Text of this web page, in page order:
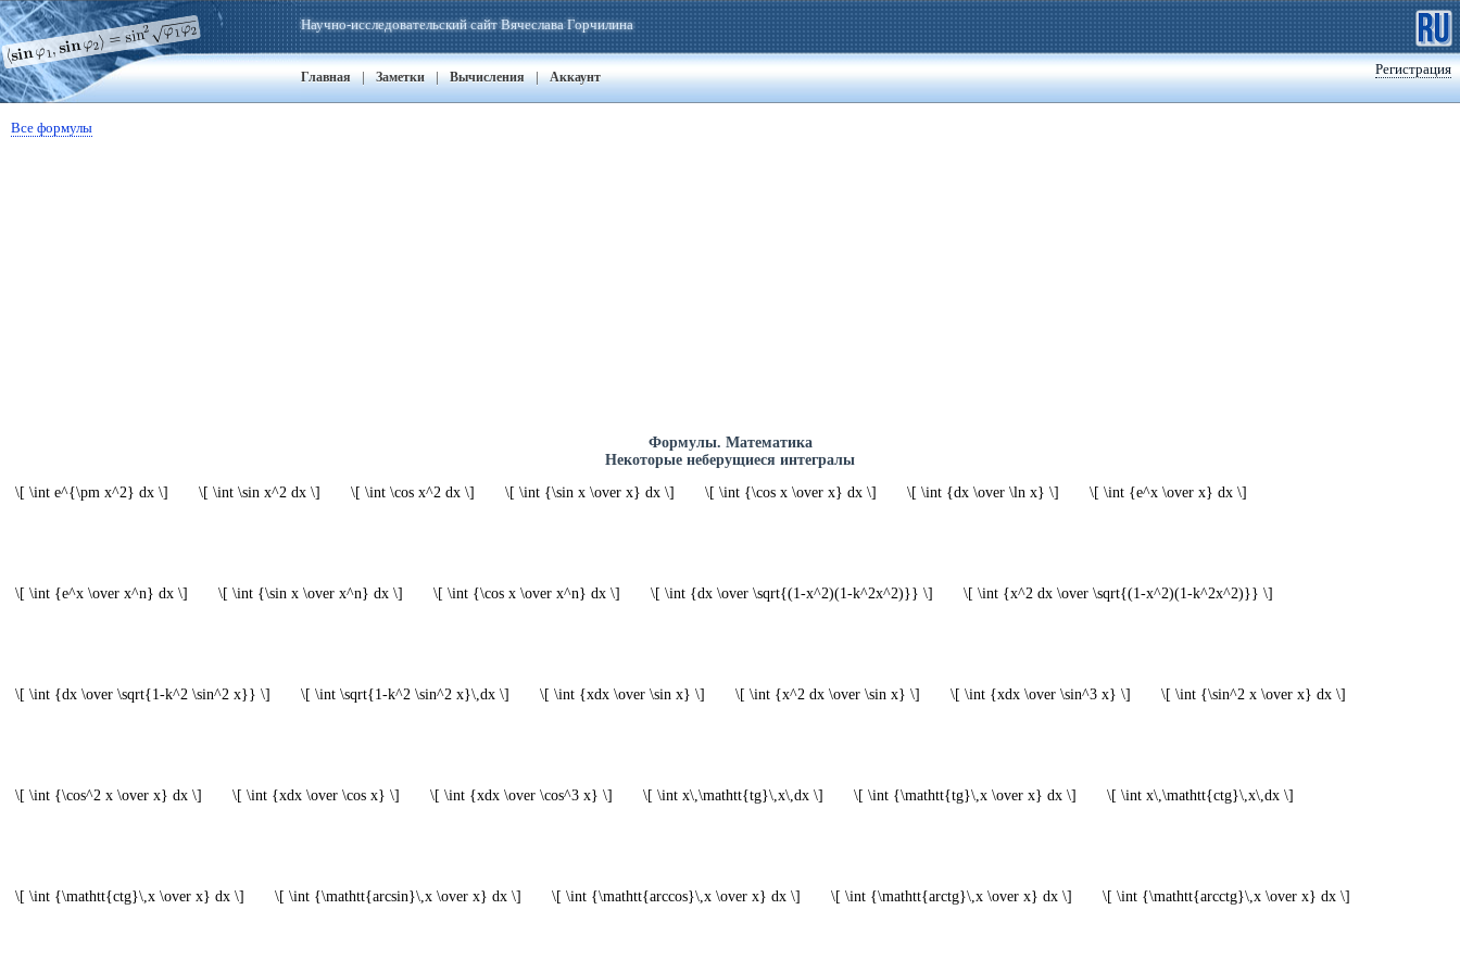
Регистрация
Научно-исследовательский сайт Вячеслава Горчилина
Главная | Заметки | Вычисления | Аккаунт
Все формулы
Формулы. Математика
Некоторые неберущиеся интегралы
\[ \int e^{\pm x^2} dx \]
\[ \int \sin x^2 dx \] \[ \int \cos x^2 dx \] \[ \int {\sin x \over x} dx \] \[ \int {\cos x \over x} dx \] \[ \int {dx \over \ln x} \] \[ \int {e^x \over x} dx \]
\[ \int {e^x \over x^n} dx \] \[ \int {\sin x \over x^n} dx \] \[ \int {\cos x \over x^n} dx \] \[ \int {dx \over \sqrt{(1-x^2)(1-k^2x^2)}} \] \[ \int {x^2 dx \over \sqrt{(1-x^2)(1-k^2x^2)}} \]
\[ \int {dx \over \sqrt{1-k^2 \sin^2 x}} \] \[ \int \sqrt{1-k^2 \sin^2 x}\,dx \] \[ \int {xdx \over \sin x} \] \[ \int {x^2 dx \over \sin x} \] \[ \int {xdx \over \sin^3 x} \] \[ \int {\sin^2 x \over x} dx \]
\[ \int {\cos^2 x \over x} dx \] \[ \int {xdx \over \cos x} \] \[ \int {xdx \over \cos^3 x} \] \[ \int x\,\mathtt{tg}\,x\,dx \] \[ \int {\mathtt{tg}\,x \over x} dx \] \[ \int x\,\mathtt{ctg}\,x\,dx \]
\[ \int {\mathtt{ctg}\,x \over x} dx \] \[ \int {\mathtt{arcsin}\,x \over x} dx \] \[ \int {\mathtt{arccos}\,x \over x} dx \] \[ \int {\mathtt{arctg}\,x \over x} dx \] \[ \int {\mathtt{arcctg}\,x \over x} dx \]